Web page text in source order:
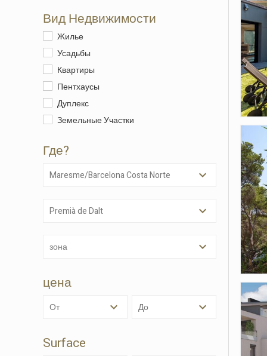
Вид Недвижимости
Жилье
Усадьбы
Квартиры
Пентхаусы
Дуплекс
Земельные Участки
Где?
Maresme/Barcelona Costa Norte
Premià de Dalt
зона
цена
от до
Surface
Этот
целью
их
диск,